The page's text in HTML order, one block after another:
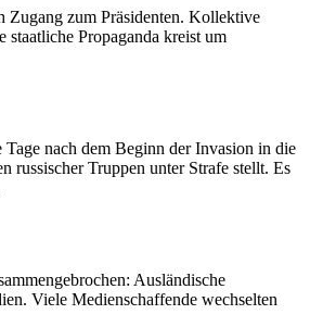
Zugang zum Präsidenten. Kollektive
staatliche Propaganda kreist um
nach dem Beginn der Invasion in die
russischer Truppen unter Strafe stellt. Es
Ausländische
Viele Medienschaffende wechselten